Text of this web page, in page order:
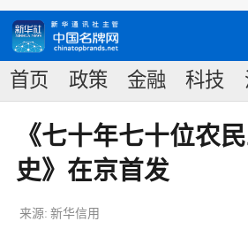
首页 政策 金融 科技
《七十年七十位农
史》在京首发
来源: 新华信用